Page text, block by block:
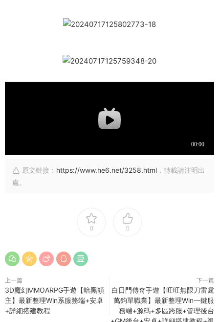
原文鏈接： https://www.he6.net/3258.html ，轉載請注明出
處。
0 0
上一篇
3D魔幻MMOARPG手遊【暗黑領
主】最新整理Win系服務端+安卓
+詳細搭建教程
下一篇
白日門傳奇手遊【旺旺無限刀雷霆
萬鈞單職業】最新整理Win一鍵服
務端+源碼+多區跨服+管理後台